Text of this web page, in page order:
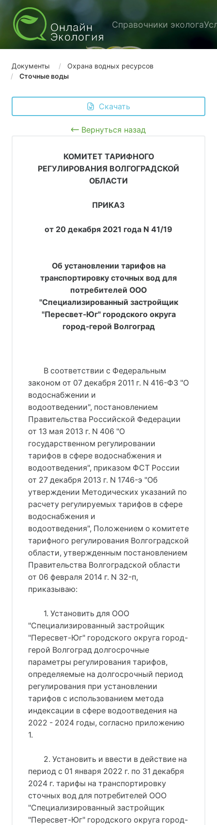
Справочники эколога
Документы
Охрана водных ресурсов
Сточные воды
Скачать
Вернуться назад
КОМИТЕТ ТАРИФНОГО
РЕГУЛИРОВАНИЯ ВОЛГОГРАДСКОЙ
ОБЛАСТИ
ПРИКАЗ
от 20 декабря 2021 года N 41/19
Об установлении тарифов на
транспортировку сточных вод для
потребителей ООО
"Специализированный застройщик
"Пересвет-Юг" городского округа
город-герой Волгоград
В соответствии с Федеральным
законом от 07 декабря 2011 г. N 416-ФЗ "О
водоснабжении и
водоотведении", постановлением
Правительства Российской Федерации
от 13 мая 2013 г. N 406 "О
государственном регулировании
тарифов в сфере водоснабжения и
водоотведения", приказом ФСТ России
от 27 декабря 2013 г. N 1746-э "Об
утверждении Методических указаний по
расчету регулируемых тарифов в сфере
водоснабжения и
водоотведения", Положением о комитете
тарифного регулирования Волгоградской
области, утвержденным постановлением
Правительства Волгоградской области
от 06 февраля 2014 г. N 32-п,
приказываю:
1. Установить для ООО
"Специализированный застройщик
"Пересвет-Юг" городского округа город-
герой Волгоград долгосрочные
параметры регулирования тарифов,
определяемые на долгосрочный период
регулирования при установлении
тарифов с использованием метода
индексации в сфере водоотведения на
2022 - 2024 годы, согласно приложению
1.
2. Установить и ввести в действие на
период с 01 января 2022 г. по 31 декабря
2024 г. тарифы на транспортировку
сточных вод для потребителей ООО
"Специализированный застройщик
"Пересвет-Юг" городского округа город-